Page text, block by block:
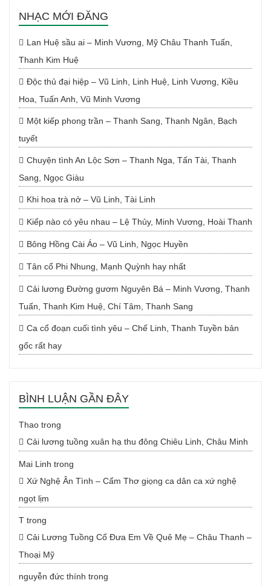
NHẠC MỚI ĐĂNG
Lan Huệ sầu ai – Minh Vương, Mỹ Châu Thanh Tuấn,
Thanh Kim Huệ
Độc thủ đại hiệp – Vũ Linh, Linh Huệ, Linh Vương, Kiều
Hoa, Tuấn Anh, Vũ Minh Vương
Một kiếp phong trần – Thanh Sang, Thanh Ngân, Bạch
tuyết
Chuyện tình An Lộc Sơn – Thanh Nga, Tấn Tài, Thanh
Sang, Ngọc Giàu
Khi hoa trà nở – Vũ Linh, Tài Linh
Kiếp nào có yêu nhau – Lệ Thủy, Minh Vương, Hoài Thanh
Bông Hồng Cài Áo – Vũ Linh, Ngọc Huyền
Tân cổ Phi Nhung, Mạnh Quỳnh hay nhất
Cải lương Đường gươm Nguyên Bá – Minh Vương, Thanh
Tuấn, Thanh Kim Huệ, Chí Tâm, Thanh Sang
Ca cổ đoạn cuối tình yêu – Chế Linh, Thanh Tuyền bản
gốc rất hay
BÌNH LUẬN GẦN ĐÂY
Thao trong
Cải lương tuồng xuân hạ thu đông Chiêu Linh, Châu Minh
Mai Linh trong
Xứ Nghệ Ân Tình – Cẩm Thơ giọng ca dân ca xứ nghệ
ngọt lịm
T trong
Cải Lương Tuồng Cổ Đưa Em Về Quê Mẹ – Châu Thanh –
Thoại Mỹ
nguyễn đức thính trong